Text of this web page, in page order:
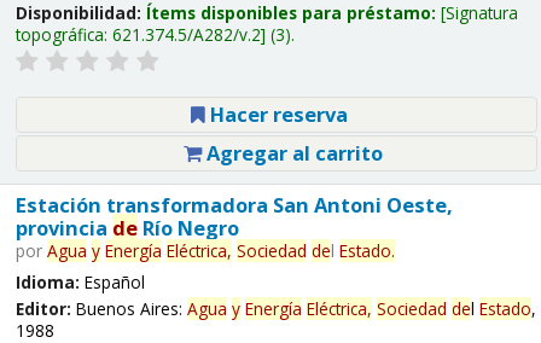
Disponibilidad: Ítems disponibles para préstamo: Signatura
topográfica: 621.374.5/A282/v.2 (3).
Hacer reserva
Agregar al carrito
Estación transformadora San Antoni Oeste,
provincia deRío Negro
por Agua y Energía Eléctrica, Sociedad del Estado.
Idioma: Español
Editor: Buenos Aires: Agua y Energía Eléctrica, Sociedad del Estado,
1988